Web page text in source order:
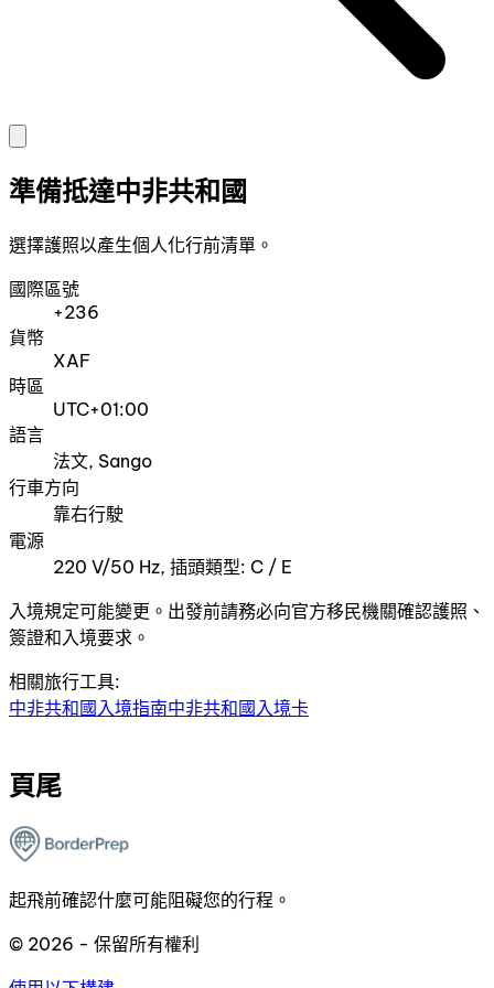
準備抵達中非共和國
選擇護照以產生個人化行前清單。
國際區號
+236
貨幣
XAF
時區
UTC+01:00
語言
法文, Sango
行車方向
靠右行駛
電源
220 V/50 Hz, 插頭類型: C / E
入境規定可能變更。出發前請務必向官方移民機關確認護照、
簽證和入境要求。
相關旅行工具:
中非共和國入境指南中非共和國入境卡
頁尾
起飛前確認什麼可能阻礙您的行程。
© 2026 - 保留所有權利